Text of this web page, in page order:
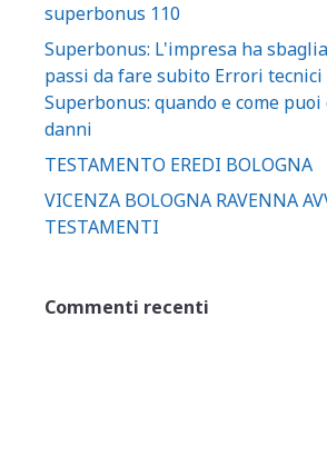
superbonus 110
Superbonus: L'impresa ha
passi da fare subito Errori tecnici
Superbonus: quando e come
danni
TESTAMENTO EREDI BOLOGNA
VICENZA BOLOGNA RAVENNA
TESTAMENTI
Commenti recenti